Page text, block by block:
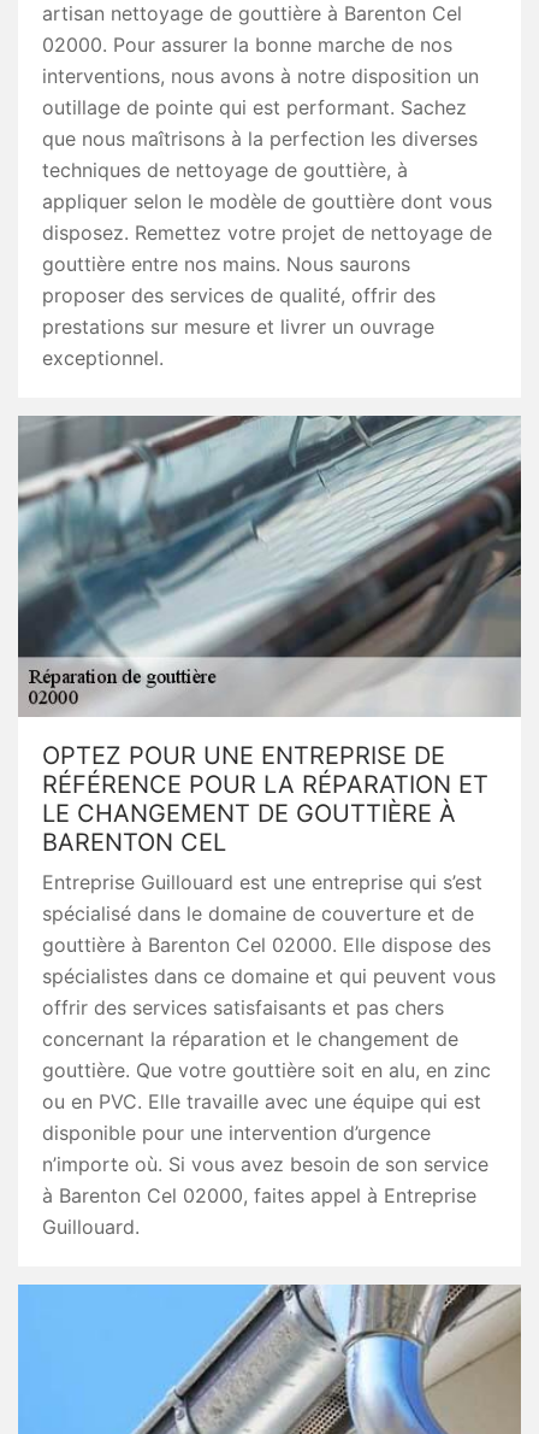
artisan nettoyage de gouttière à Barenton Cel
02000. Pour assurer la bonne marche de nos
interventions, nous avons à notre disposition un
outillage de pointe qui est performant. Sachez
que nous maîtrisons à la perfection les diverses
techniques de nettoyage de gouttière, à
appliquer selon le modèle de gouttière dont vous
disposez. Remettez votre projet de nettoyage de
gouttière entre nos mains. Nous saurons
proposer des services de qualité, offrir des
prestations sur mesure et livrer un ouvrage
exceptionnel.
OPTEZ POUR UNE ENTREPRISE DE
RÉFÉRENCE POUR LA RÉPARATION ET
LE CHANGEMENT DE GOUTTIÈRE À
BARENTON CEL
Entreprise Guillouard est une entreprise qui s’est
spécialisé dans le domaine de couverture et de
gouttière à Barenton Cel 02000. Elle dispose des
spécialistes dans ce domaine et qui peuvent vous
offrir des services satisfaisants et pas chers
concernant la réparation et le changement de
gouttière. Que votre gouttière soit en alu, en zinc
ou en PVC. Elle travaille avec une équipe qui est
disponible pour une intervention d’urgence
n’importe où. Si vous avez besoin de son service
à Barenton Cel 02000, faites appel à Entreprise
Guillouard.